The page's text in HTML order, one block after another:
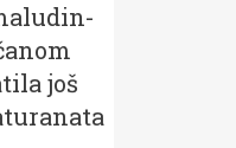
još